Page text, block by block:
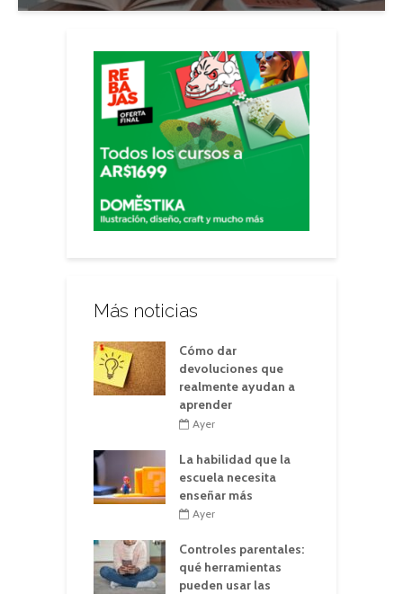
Más noticias
Cómo dar
devoluciones que
realmente ayudan a
aprender
Ayer
La habilidad que la
escuela necesita
enseñar más
Ayer
Controles parentales:
qué herramientas
pueden usar las